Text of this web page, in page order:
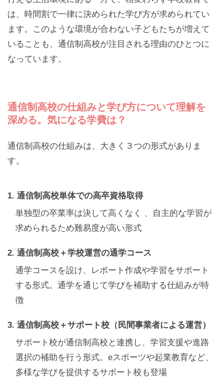
は、時間割で一律に決められた学び方が求められてい
ます。このような環境が合わない子どもたちが増えて
いることも、通信制高校が注目される理由のひとつに
なっています。
通信制高校の仕組みと学び方について理解を
深める。気になる学費は？
通信制高校の仕組みは、大きく３つの形式がありま
す。
1. 通信制高校単体での高卒資格取得
単独型の卒業率は決して高くなく 、自主的な学習が
求められるため難易度が高い形式
2. 通信制高校＋学校運営の通学コース
通学コースを設け、レポート作成や学習をサポート
する形式。通学を通じて学びを補助する仕組みが特
徴
3. 通信制高校＋サポート校（民間事業者による運営）
サポート校が通信制高校と連携し、学習支援や進路
選択の補助を行う形式。eスポーツや起業教育など、
多様な学びを提供するサポート校も登場